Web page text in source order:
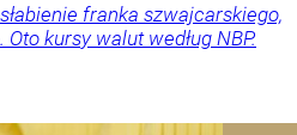
franka szwajcarskiego,
kursy walut według NBP.